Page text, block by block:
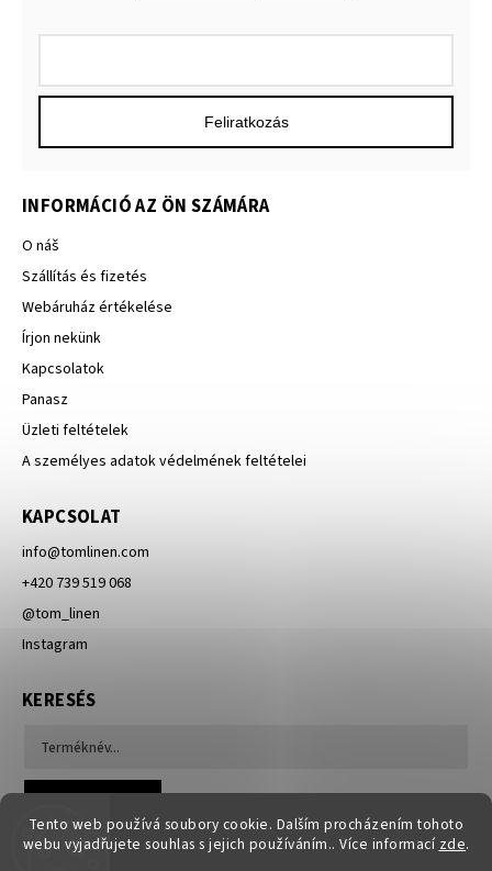
Tento web používá soubory cookie. Dalším procházením tohoto
webu vyjadřujete souhlas s jejich používáním.. Více informací zde.
INFORMÁCIÓ AZ ÖN SZÁMÁRA
O náš
Szállítás és fizetés
Webáruház értékelése
Írjon nekünk
Kapcsolatok
Panasz
Üzleti feltételek
A személyes adatok védelmének feltételei
Feliratkozás
KAPCSOLAT
info@tomlinen.com
+420 739 519 068
@tom_linen
Instagram
KERESÉS